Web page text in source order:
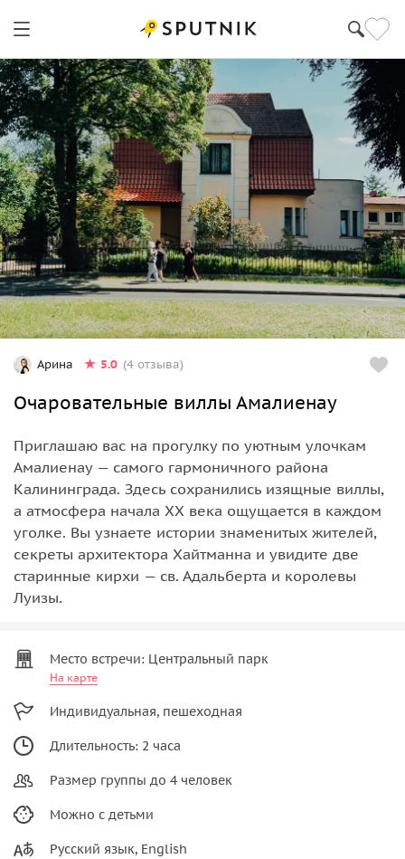
Арина 5.0 (4 отзыва)
Очаровательные виллы Амалиенау
Приглашаю вас на прогулку по уютным улочкам
Амалиенау — самого гармоничного района
Калининграда. Здесь сохранились изящные виллы,
а атмосфера начала XX века ощущается в каждом
уголке. Вы узнаете истории знаменитых жителей,
секреты архитектора Хайтманна и увидите две
старинные кирхи — св. Адальберта и королевы
Луизы.
Место встречи: Центральный парк
На карте
Индивидуальная, пешеходная
Длительность: 2 часа
Размер группы до 4 человек
Можно с детьми
Русский язык, English